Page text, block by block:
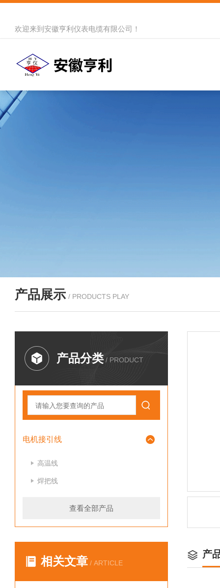
欢迎来到 安徽亨利仪表电缆有限公司 ！
产品展示 / PRODUCTS PLAY
产品分类 / PRODUCT
电机接引线
高温线
焊把线
查看全部产品
相关文章 / ARTICLE
产